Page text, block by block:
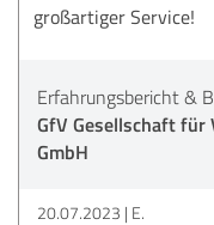
großartiger Service!
Erfahrungsbericht &
GfV Gesellschaft für
GmbH
20.07.2023 E.